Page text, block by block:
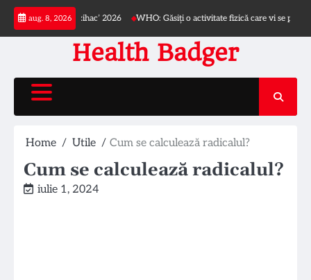
Skip
content
aug. 8, 2026
Iacob Czihac’ 2026 WHO: Găsiți o activitate fizică care vi se potrivește
Health Badger
Home Utile Cum se calculează radicalul?
Cum se calculează radicalul?
iulie 1, 2024